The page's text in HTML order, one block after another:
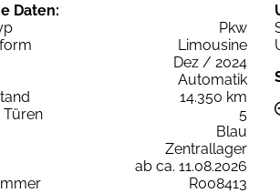
Daten:
Pkw
Limousine
Dez / 2024
Automatik
14.350 km
Türen
5
Blau
Zentrallager
ab ca. 11.08.2026
R008413